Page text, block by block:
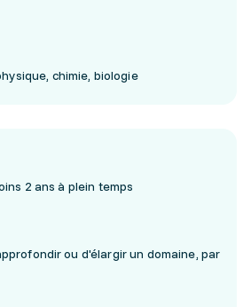
chimie, biologie
2 ans à plein temps
ou d'élargir un domaine, par